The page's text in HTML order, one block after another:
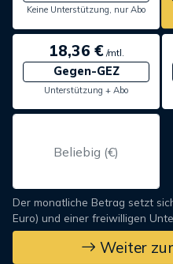
Keine Unterstützung, nur Abo
18,36 €/mtl.
Gegen-GEZ
Unterstützung + Abo
Der monatliche Betrag setzt
Euro) und einer freiwilligen
Weiter